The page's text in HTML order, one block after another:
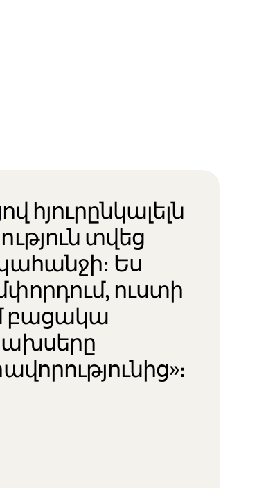
հյուրընկալելն
տվեց
Ես
ուստի
բացակա